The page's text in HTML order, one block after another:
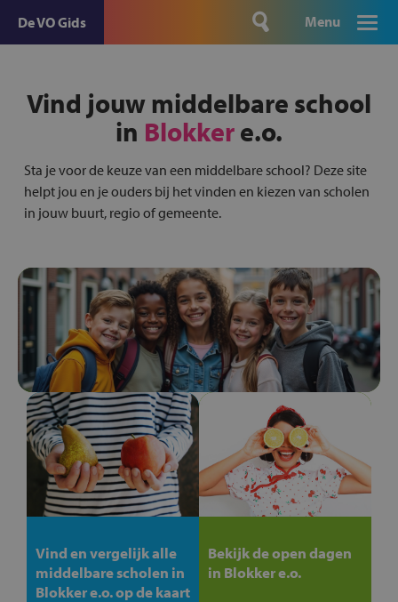
De VO Gids Menu
Vind jouw middelbare school
in Blokkere.o.
Sta je voor de keuze van een middelbare school? Deze site
helpt jou en je ouders bij het vinden en kiezen van scholen
in jouw buurt, regio of gemeente.
Vind en vergelijk alle
middelbare scholen in
Blokker e.o. op de kaart
Bekijk de open dagen
in Blokker e.o.